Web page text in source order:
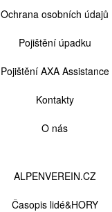
Ochrana osobních údajů
Pojištění úpadku
Pojištění AXA Assistance
Kontakty
O nás
ALPENVEREIN.CZ
Časopis lidé&HORY